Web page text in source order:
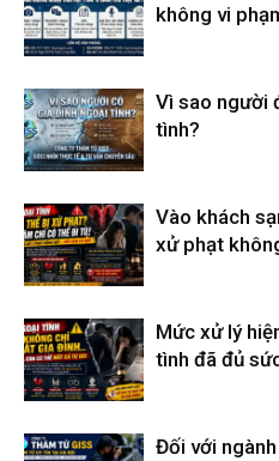
không vi
Vì sao người
tình?
Vào khách
xử phạt
Mức xử lý
tình đã đủ
Đối với